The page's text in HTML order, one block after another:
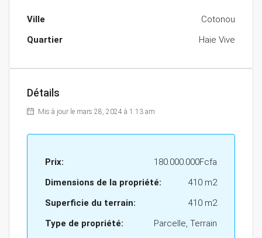
Ville
Cotonou
Quartier
Haie Vive
Détails
Mis à jour le mars 28, 2024 à 1:13 am
Prix:
180.000.000Fcfa
Dimensions de la propriété:
410 m2
Superficie du terrain:
410 m2
Type de propriété:
Parcelle, Terrain